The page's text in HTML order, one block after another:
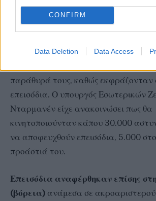
CONFIRM
Data Deletion Data Access
Πολλά καταστήματα και τράπεζες
παράθυρά τους, καθώς εκφράζονταν
επεισόδια. Ο υπουργός Εσωτερικών
Νταρμανέν είχε ανακοινώσει πως θα
κινητοποιούνταν κάπου 30.000
να αποφευχθούν επεισόδια, 5.000
προάστιά του.
Επεισόδια αναφέρθηκαν επίσης
(βόρεια) ανάμεσα σε